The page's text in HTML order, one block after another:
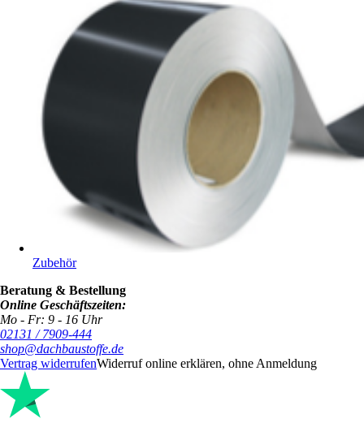
Zubehör
Beratung & Bestellung
Online Geschäftszeiten:
Mo - Fr: 9 - 16 Uhr
02131 / 7909-444
shop@dachbaustoffe.de
Vertrag widerrufenWiderruf online erklären, ohne Anmeldung